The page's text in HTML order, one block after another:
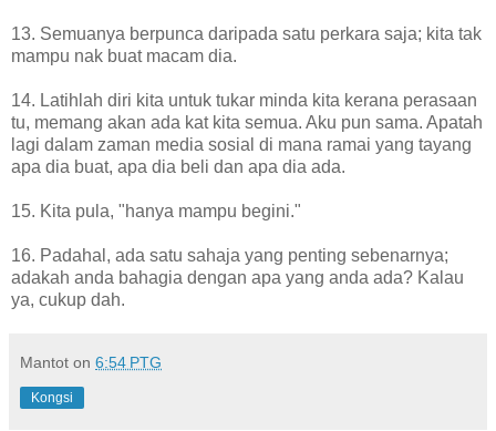
13. Semuanya berpunca daripada satu perkara saja; kita tak
mampu nak buat macam dia.
14. Latihlah diri kita untuk tukar minda kita kerana perasaan
tu, memang akan ada kat kita semua. Aku pun sama. Apatah
lagi dalam zaman media sosial di mana ramai yang tayang
apa dia buat, apa dia beli dan apa dia ada.
15. Kita pula, "hanya mampu begini."
16. Padahal, ada satu sahaja yang penting sebenarnya;
adakah anda bahagia dengan apa yang anda ada? Kalau
ya, cukup dah.
Mantot on 6:54 PTG
Kongsi